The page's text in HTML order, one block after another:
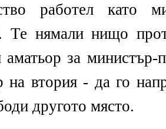
работел като
Те нямали нищо
аматьор за министър-
на втория - да го
другото място.